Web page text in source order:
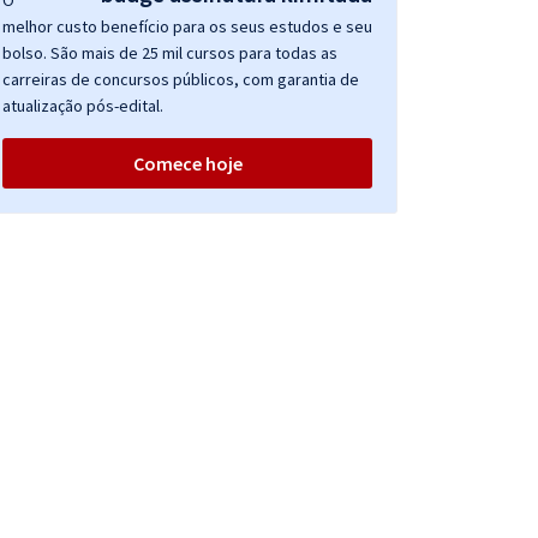
melhor custo benefício para os seus estudos e seu
bolso. São mais de 25 mil cursos para todas as
carreiras de concursos públicos, com garantia de
atualização pós-edital.
Comece hoje